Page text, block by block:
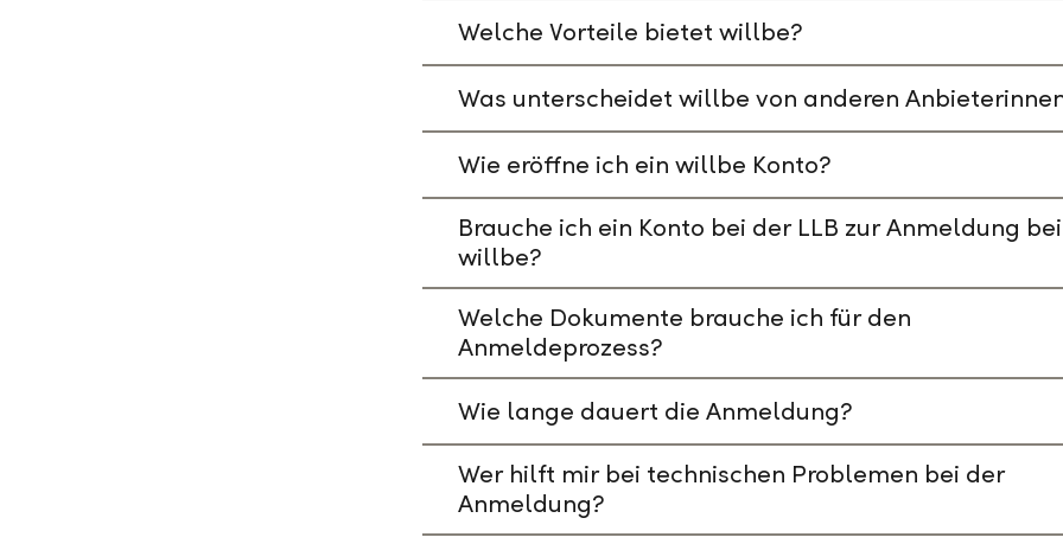
Welche Vorteile bietet willbe?
Was unterscheidet willbe von anderen
Wie eröffne ich ein willbe Konto?
Brauche ich ein Konto bei der LLB zur Anmeldung bei
willbe?
Welche Dokumente brauche ich für den
Anmeldeprozess?
Wie lange dauert die Anmeldung?
Wer hilft mir bei technischen Problemen bei der
Anmeldung?